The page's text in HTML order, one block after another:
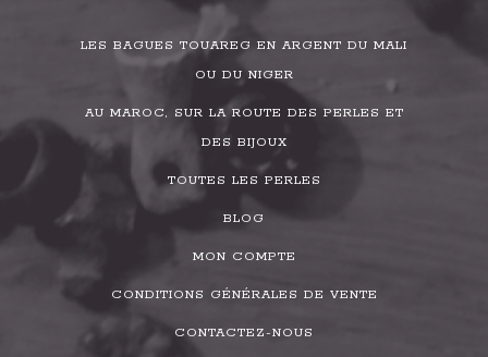
LES BAGUES TOUAREG EN ARGENT DU MALI
OU DU NIGER
AU MAROC, SUR LA ROUTE DES PERLES ET
DES BIJOUX
TOUTES LES PERLES
BLOG
MON COMPTE
CONDITIONS GÉNÉRALES DE VENTE
CONTACTEZ-NOUS